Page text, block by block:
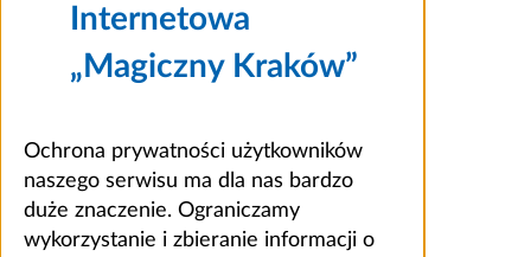
Internetowa
„Magiczny Kraków”
Ochrona prywatności użytkowników
naszego serwisu ma dla nas bardzo
duże znaczenie. Ograniczamy
wykorzystanie i zbieranie informacji o